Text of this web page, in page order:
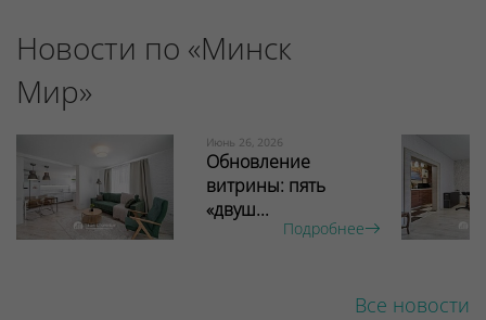
Новости по «Минск
Мир»
Июнь 26, 2026
Обновление
витрины: пять
«двуш...
Подробнее
Все новости